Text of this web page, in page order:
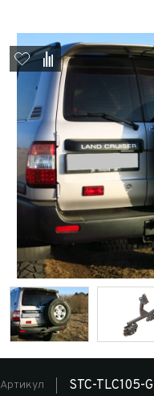
Артикул STC-TLC105-G